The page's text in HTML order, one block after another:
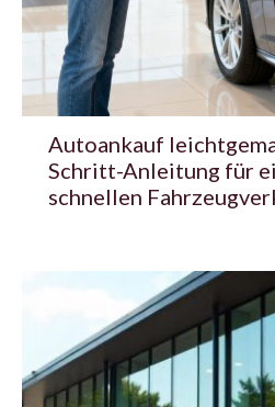
Autoankauf
Schritt-Anleitung für
schnellen